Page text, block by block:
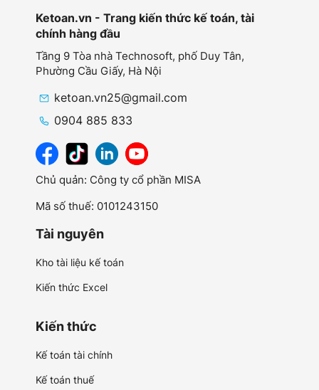
Ketoan.vn - Trang kiến thức kế toán, tài
chính hàng đầu
Tầng 9 Tòa nhà Technosoft, phố Duy Tân,
Phường Cầu Giấy, Hà Nội
ketoan.vn25@gmail.com
0904 885 833
Chủ quản: Công ty cổ phần MISA
Mã số thuế: 0101243150
Tài nguyên
Kho tài liệu kế toán
Kiến thức Excel
Kiến thức
Kế toán tài chính
Kế toán thuế